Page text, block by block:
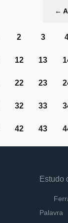
←
2 3
12 13
22 23
32 33
42 43
Estudo
Palavra